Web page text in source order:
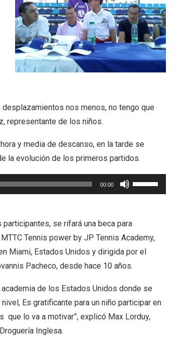
para
aumentar
o
disminuir
el
volumen.
nos menos, no tengo que
representante de los niños.
y media de descanso, en la tarde se
la evolución de los primeros partidos.
00:00
Utiliza
las
de
flecha
arriba/abajo
o
disminuir
el
se rifará una beca para
Tennis power by JP Tennis Academy,
Miami, Estados Unidos y dirigida por el
Pacheco, desde hace 10 años.
academia de los Estados Unidos donde se
Es gratificante para un niño participar en
que lo va a motivar”, explicó Max Lorduy,
Inglesa.